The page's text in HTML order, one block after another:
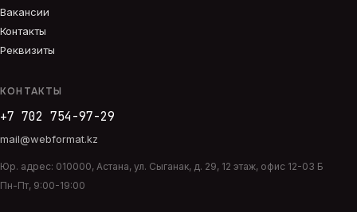
Вакансии
Контакты
Реквизиты
КОНТАКТЫ
+7 702 754-97-29
mail@webformat.kz
Юр. адрес: 010000, Астана, ул. Сыганак, д. 29, 12 этаж, офис 12-03 Б
Пн-Пт, 9:00-19:00